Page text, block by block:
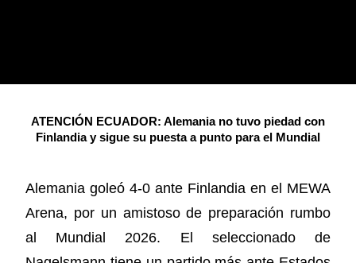
ATENCIÓN ECUADOR: Alemania no tuvo piedad con
Finlandia y sigue su puesta a punto para el Mundial
Alemania goleó 4-0 ante Finlandia en el MEWA
Arena, por un amistoso de preparación rumbo
al Mundial 2026. El seleccionado de